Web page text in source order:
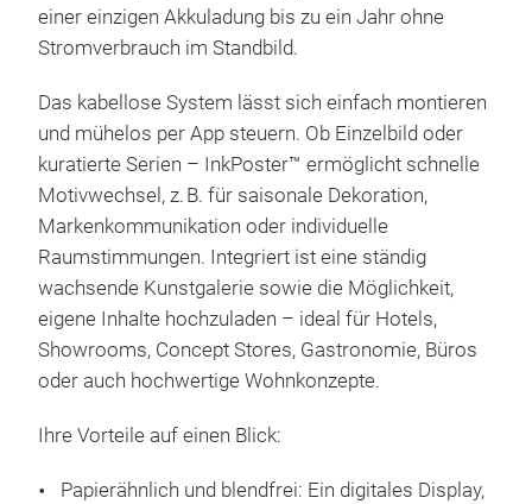
einer einzigen Akkuladung bis zu ein Jahr ohne
Stromverbrauch im Standbild.
Das kabellose System lässt sich einfach montieren
und mühelos per App steuern. Ob Einzelbild oder
kuratierte Serien – InkPoster™ ermöglicht schnelle
Motivwechsel, z. B. für saisonale Dekoration,
Markenkommunikation oder individuelle
Raumstimmungen. Integriert ist eine ständig
wachsende Kunstgalerie sowie die Möglichkeit,
eigene Inhalte hochzuladen – ideal für Hotels,
Showrooms, Concept Stores, Gastronomie, Büros
oder auch hochwertige Wohnkonzepte.
Ihre Vorteile auf einen Blick:
Papierähnlich und blendfrei: Ein digitales Display,